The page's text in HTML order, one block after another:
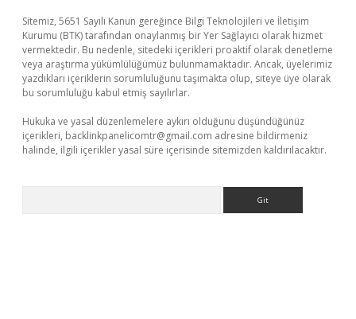
Sitemiz, 5651 Sayılı Kanun gereğince Bilgi Teknolojileri ve İletişim
Kurumu (BTK) tarafından onaylanmış bir Yer Sağlayıcı olarak hizmet
vermektedir. Bu nedenle, sitedeki içerikleri proaktif olarak denetleme
veya araştırma yükümlülüğümüz bulunmamaktadır. Ancak, üyelerimiz
yazdıkları içeriklerin sorumluluğunu taşımakta olup, siteye üye olarak
bu sorumluluğu kabul etmiş sayılırlar.
Hukuka ve yasal düzenlemelere aykırı olduğunu düşündüğünüz
içerikleri, backlinkpanelicomtr@gmail.com adresine bildirmeniz
halinde, ilgili içerikler yasal süre içerisinde sitemizden kaldırılacaktır.